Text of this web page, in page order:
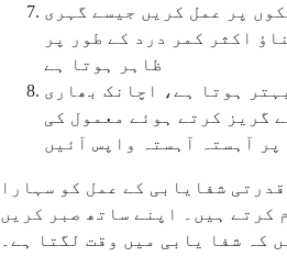
پر عمل کریں جیسے گہری
اکثر کمر درد کے طور پر
ظاہر ہوتا ہے
ہوتا ہے، اچانک بھاری
گریز کرتے ہوئے معمول کی
پر آہستہ آہستہ واپس آئیں
شفایابی کے عمل کو سہارا
کرتے ہیں۔ اپنے ساتھ صبر کریں
کہ شفا یابی میں وقت لگتا ہے۔